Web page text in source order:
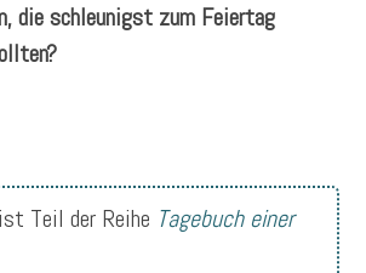
die schleunigst zum Feiertag
Teil der Reihe Tagebuch einer